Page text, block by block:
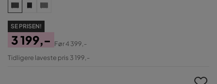
SE PRISEN!
Pris
3 199,-
Original
Før4 399,-
Tidligere laveste pris 3 199,-